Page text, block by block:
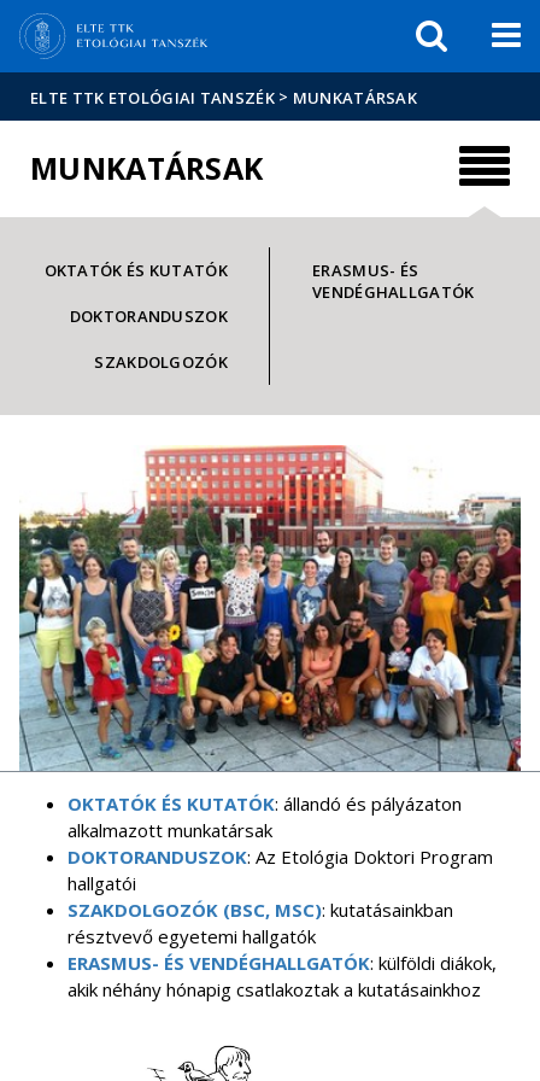
sajtóban
ELTE TTK ETOLÓGIAI TANSZÉK > MUNKATÁRSAK
MUNKATÁRSAK
OKTATÓK ÉS KUTATÓK
DOKTORANDUSZOK
SZAKDOLGOZÓK
ERASMUS- ÉS
VENDÉGHALLGATÓK
OKTATÓK ÉS KUTATÓK: állandó és pályázaton
alkalmazott munkatársak
DOKTORANDUSZOK: Az Etológia Doktori Program
hallgatói
SZAKDOLGOZÓK (BSC, MSC): kutatásainkban
résztvevő egyetemi hallgatók
ERASMUS- ÉS VENDÉGHALLGATÓK: külföldi diákok,
akik néhány hónapig csatlakoztak a kutatásainkhoz